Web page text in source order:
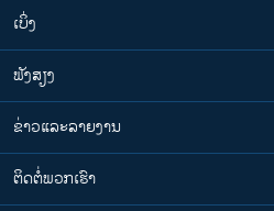
ເບິ່ງ
ຟັງສຽງ
ຂ່າວແລະລາຍງານ
ຕິດຕໍ່ພວກເຮົາ